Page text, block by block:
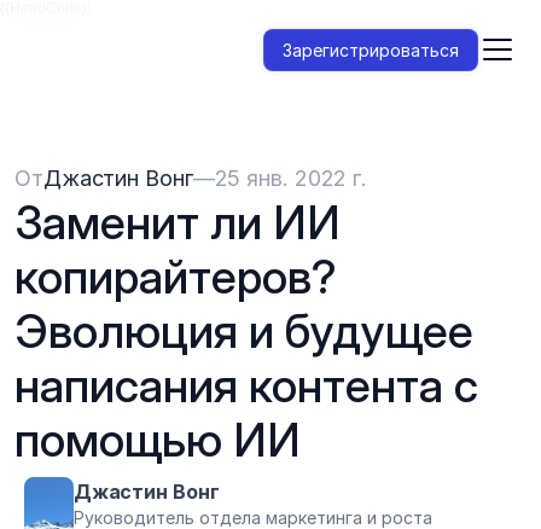
Зарегистрироваться
ОтДжастин Вонг—25 янв. 2022 г.
Заменит ли ИИ
копирайтеров?
Эволюция и будущее
написания контента с
помощью ИИ
Джастин Вонг
Руководитель отдела маркетинга и роста